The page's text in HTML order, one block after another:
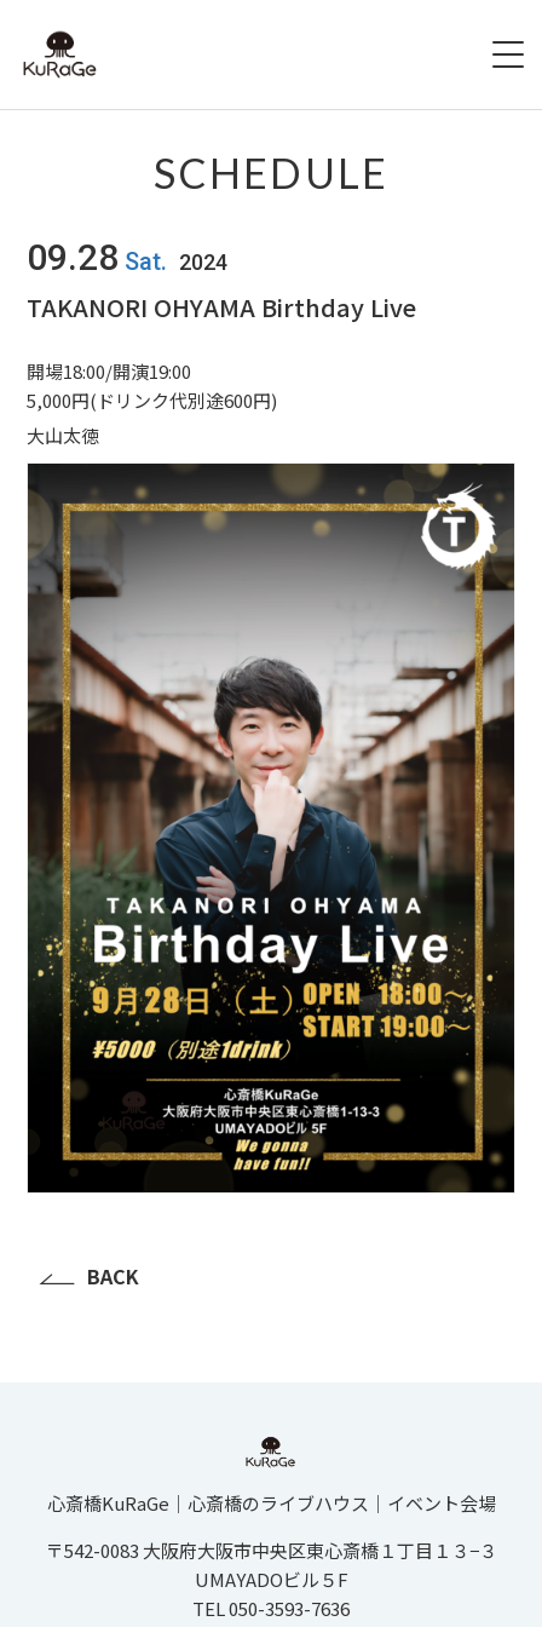
SCHEDULE
HALL INFO
CONTACT
SCHEDULE
09.28 Sat. 2024
TAKANORI OHYAMA Birthday Live
開場18:00/開演19:00
5,000円(ドリンク代別途600円)
大山太徳
BACK
心斎橋KuRaGe│心斎橋のライブハウス│イベント会場
〒542-0083 大阪府大阪市中央区東心斎橋１丁目１３−３
UMAYADOビル５F
TEL 050-3593-7636